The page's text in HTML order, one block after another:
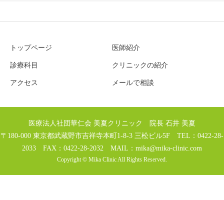
トップページ 医師紹介
診療科目 クリニックの紹介
アクセス メールで相談
医療法人社団華仁会 美夏クリニック 院長 石井 美夏
〒180-000 東京都武蔵野市吉祥寺本町1-8-3 三松ビル5F TEL：0422-28-
2033 FAX：0422-28-2032 MAIL： mika@mika-clinic.com
Copyright © Mika Clinic All Rights Reserved.